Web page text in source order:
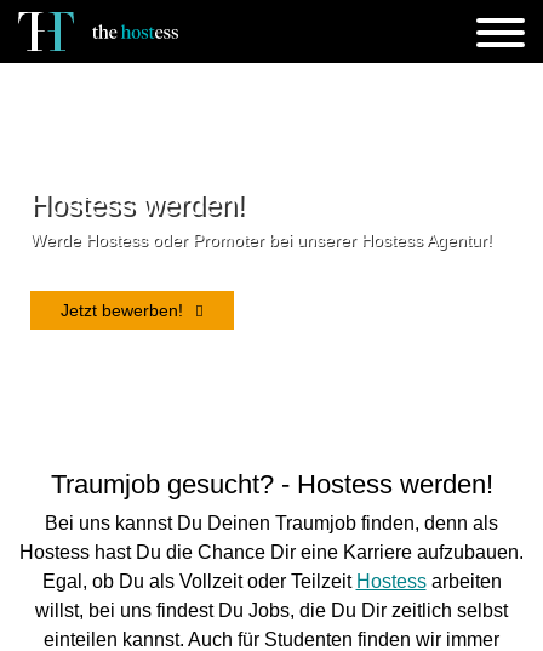
Hostess werden!
Werde Hostess oder Promoter bei unserer Hostess Agentur!
Jetzt bewerben!
Traumjob gesucht? - Hostess werden!
Bei uns kannst Du Deinen Traumjob finden, denn als
Hostess hast Du die Chance Dir eine Karriere aufzubauen.
Egal, ob Du als Vollzeit oder Teilzeit Hostessarbeiten
willst, bei uns findest Du Jobs, die Du Dir zeitlich selbst
einteilen kannst. Auch für Studenten finden wir immer